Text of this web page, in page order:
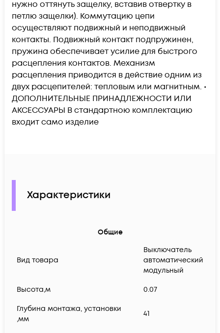
нужно оттянуть защелку, вставив отвертку в
петлю защелки). Коммутацию цепи
осуществляют подвижный и неподвижный
контакты. Подвижный контакт подпружинен,
пружина обеспечивает усилие для быстрого
расцепления контактов. Механизм
расцепления приводится в действие одним из
двух расцепителей: тепловым или магнитным. •
ДОПОЛНИТЕЛЬНЫЕ ПРИНАДЛЕЖНОСТИ ИЛИ
АКСЕССУАРЫ В стандартною комплектацию
входит само изделие
Характеристики
Общие
Вид товара
Выключатель
автоматический
модульный
Высота,м 0.07
Глубина монтажа, установки
,мм
41